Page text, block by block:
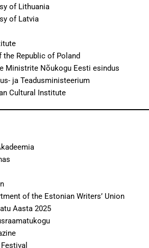
of Lithuania
of Latvia
the Republic of Poland
Ministrite Nõukogu Eesti esindus
ja Teadusministeerium
Cultural Institute
of the Estonian Writers’ Union
Aasta 2025